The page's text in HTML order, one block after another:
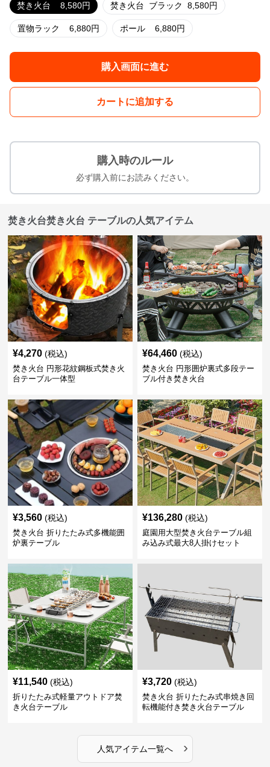
焚き火台 8,580円 焚き火台 ブラック 8,580円
置物ラック 6,880円 ポール 6,880円
購入画面に進む
カートに追加する
購入時のルール
必ず購入前にお読みください。
焚き火台焚き火台 テーブルの人気アイテム
¥4,270 (税込)
焚き火台 円形花紋鋼板式焚き火
台テーブル一体型
¥64,460 (税込)
焚き火台 円形囲炉裏式多段テー
ブル付き焚き火台
¥3,560 (税込)
焚き火台 折りたたみ式多機能囲
炉裏テーブル
¥136,280 (税込)
庭園用大型焚き火台テーブル組
み込み式最大8人掛けセット
¥11,540 (税込)
折りたたみ式軽量アウトドア焚
き火台テーブル
¥3,720 (税込)
焚き火台 折りたたみ式串焼き回
転機能付き焚き火台テーブル
人気アイテム一覧へ ›